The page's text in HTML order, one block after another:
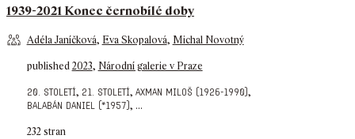
1939-2021 Konec černobílé doby
Adéla Janíčková, Eva Skopalová, Michal Novotný
published 2023, Národní galerie v Praze
20. století, 21. století, axman miloš (1926-1990) ,
balabán daniel (*1957) , ...
232 stran